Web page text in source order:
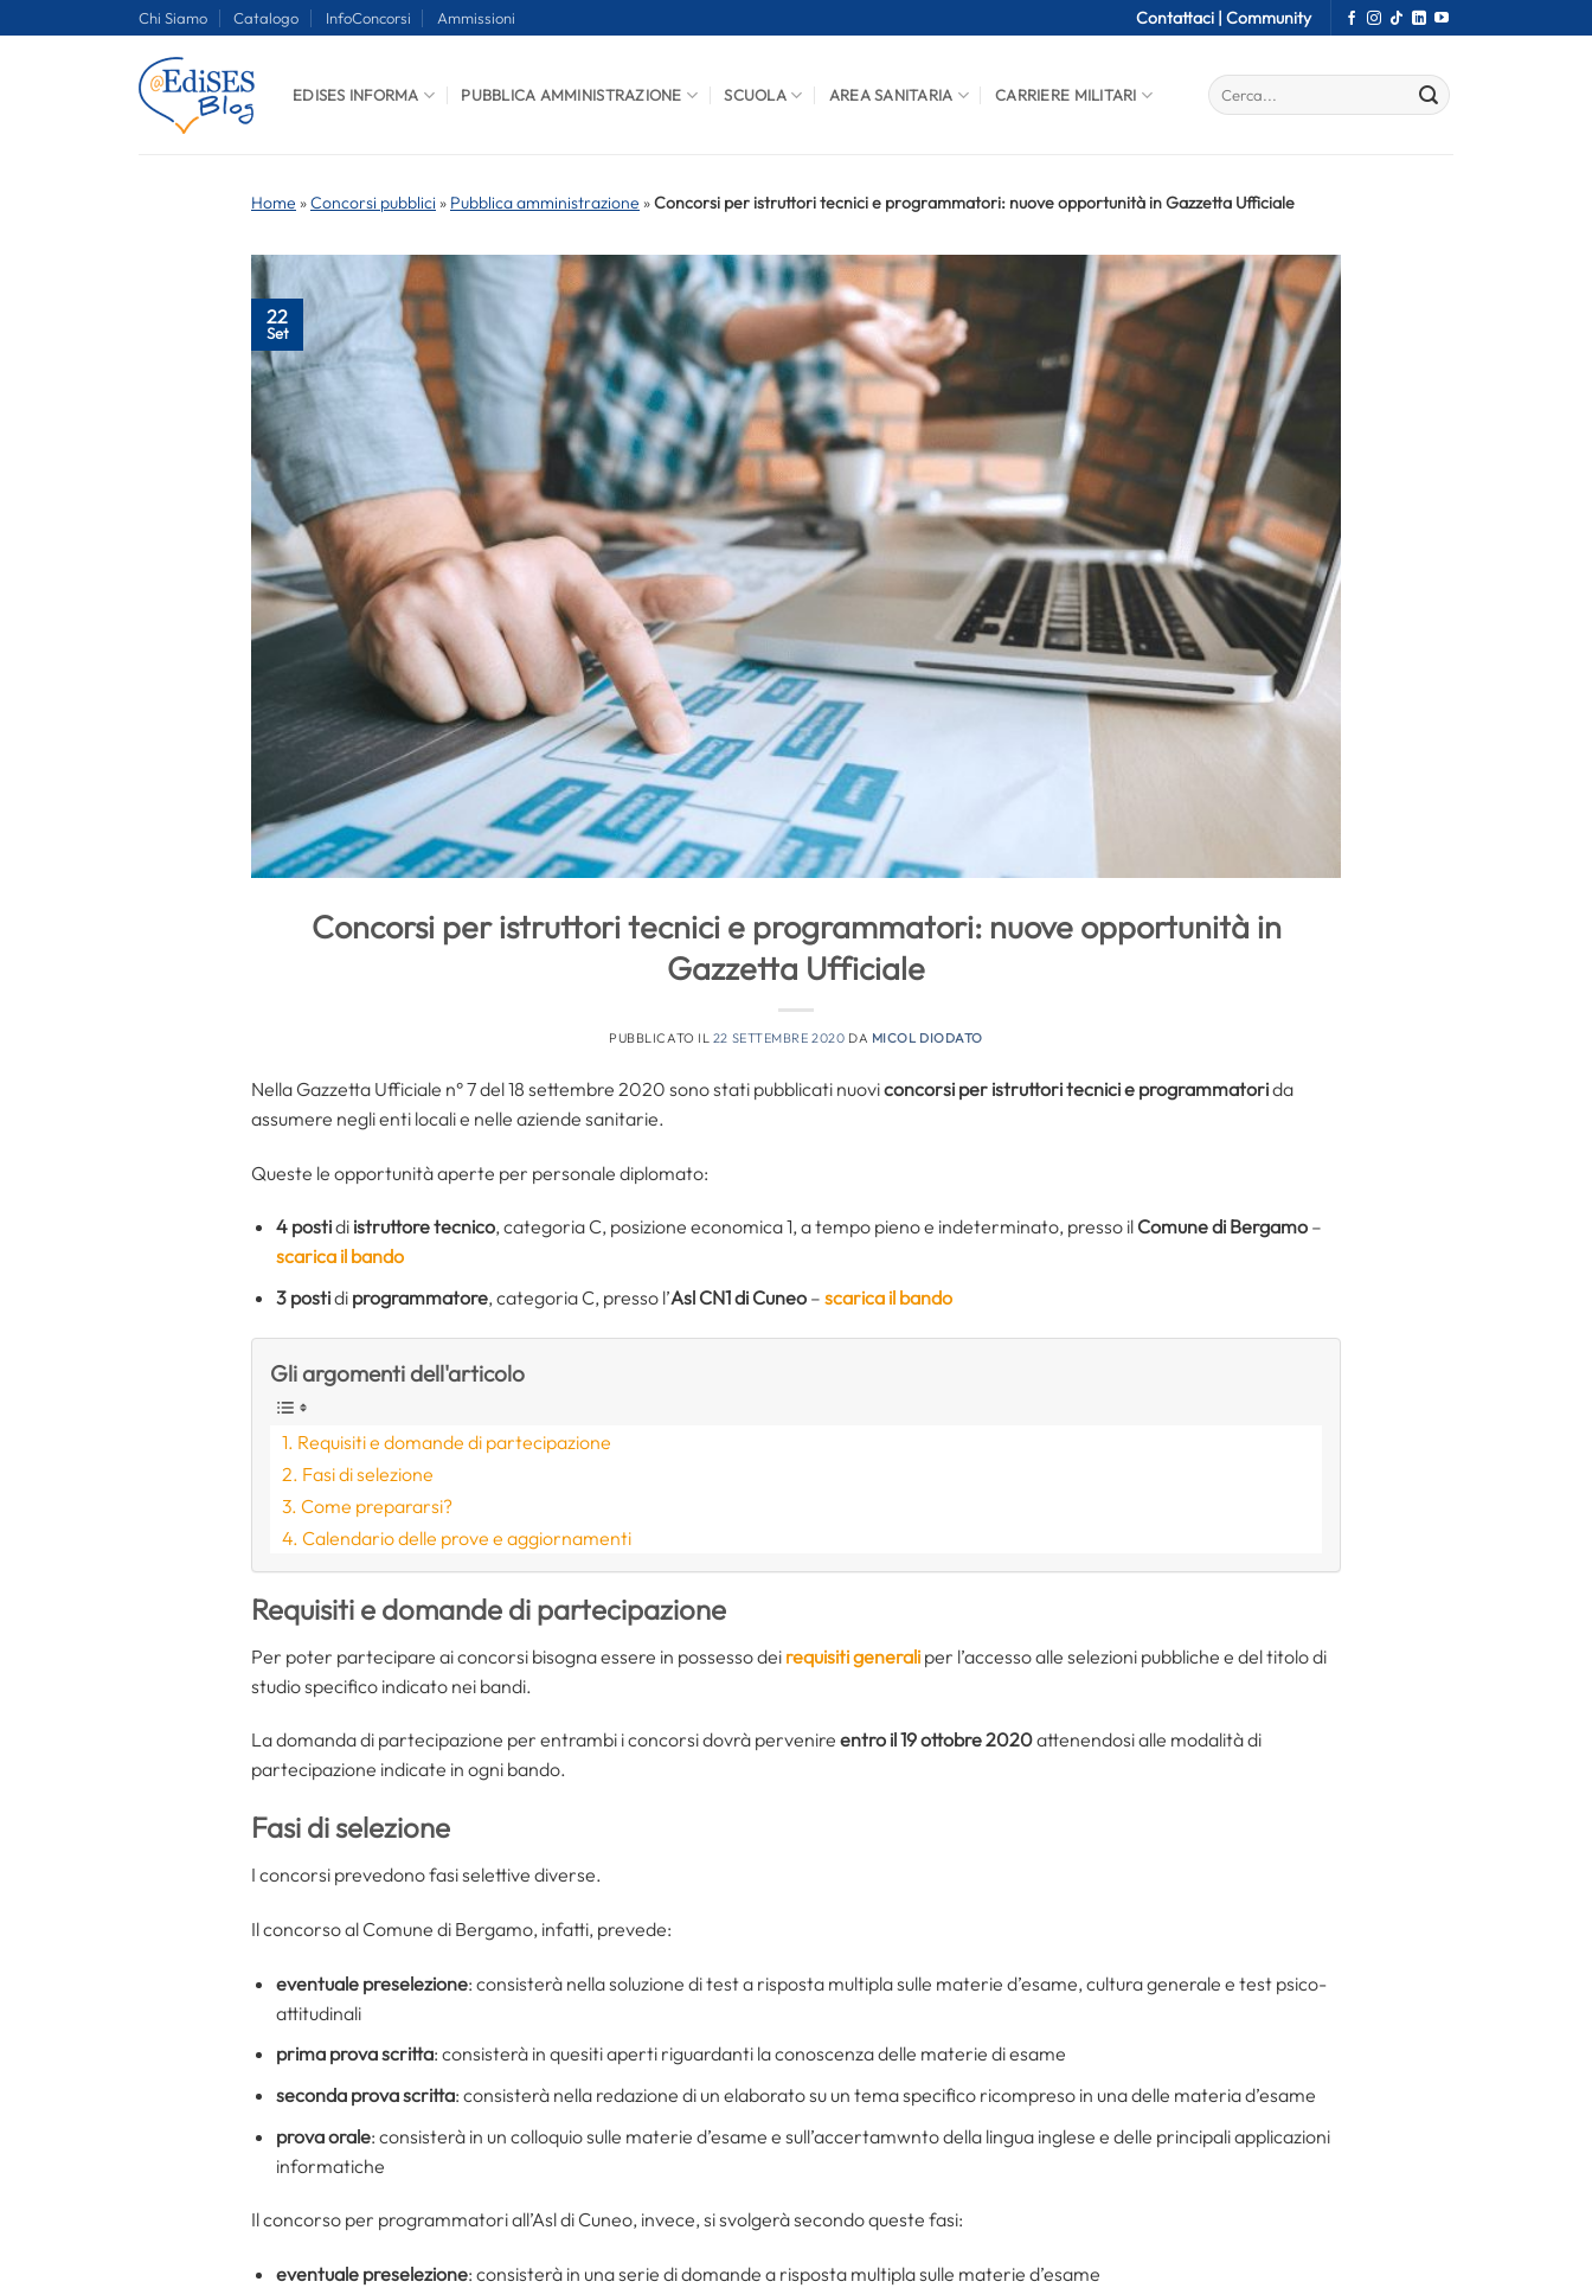
Chi Siamo Catalogo InfoConcorsi Ammissioni Contattaci | Community
EDISES INFORMA PUBBLICA AMMINISTRAZIONE SCUOLA AREA SANITARIA CARRIERE MILITARI
Home »Concorsi pubblici » Pubblica amministrazione »Concorsi per istruttori tecnici e programmatori: nuove opportunità in Gazzetta Ufficiale
22
Set
Concorsi per istruttori tecnici e programmatori: nuove opportunità in
Gazzetta Ufficiale
PUBBLICATO IL 22 SETTEMBRE 2020 DA MICOL DIODATO
Nella Gazzetta Ufficiale n° 7 del 18 settembre 2020 sono stati pubblicati nuoviconcorsi per istruttori tecnici e programmatorida
assumere negli enti locali e nelle aziende sanitarie.
Queste le opportunità aperte per personale diplomato:
4 postidi istruttore tecnico, categoria C, posizione economica 1, a tempo pieno e indeterminato, presso il Comune di Bergamo–
scarica il bando
3 postidi programmatore, categoria C, presso l’Asl CN1 di Cuneo– scarica il bando
Gli argomenti dell'articolo
Requisiti e domande di partecipazione
Fasi di selezione
Come prepararsi?
Calendario delle prove e aggiornamenti
Requisiti e domande di partecipazione
Per poter partecipare ai concorsi bisogna essere in possesso dei requisiti generali per l’accesso alle selezioni pubbliche e del titolo di
studio specifico indicato nei bandi.
La domanda di partecipazione per entrambi i concorsi dovrà pervenire entro il 19 ottobre 2020attenendosi alle modalità di
partecipazione indicate in ogni bando.
Fasi di selezione
I concorsi prevedono fasi selettive diverse.
Il concorso al Comune di Bergamo, infatti, prevede:
eventuale preselezione: consisterà nella soluzione di test a risposta multipla sulle materie d’esame, cultura generale e test psico-
attitudinali
prima prova scritta: consisterà in quesiti aperti riguardanti la conoscenza delle materie di esame
seconda prova scritta: consisterà nella redazione di un elaborato su un tema specifico ricompreso in una delle materia d’esame
prova orale: consisterà in un colloquio sulle materie d’esame e sull’accertamwnto della lingua inglese e delle principali applicazioni
informatiche
Il concorso per programmatori all’Asl di Cuneo, invece, si svolgerà secondo queste fasi:
eventuale preselezione: consisterà in una serie di domande a risposta multipla sulle materie d’esame